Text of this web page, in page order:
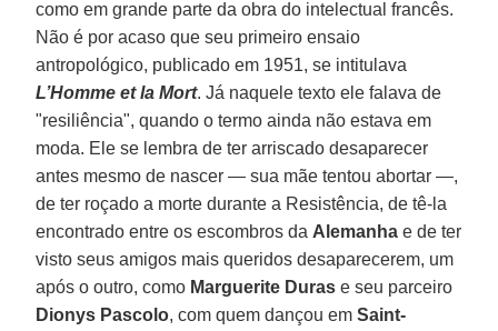
como em grande parte da obra do intelectual francês.
Não é por acaso que seu primeiro ensaio
antropológico, publicado em 1951, se intitulava
L’Homme et la Mort. Já naquele texto ele falava de
"resiliência", quando o termo ainda não estava em
moda. Ele se lembra de ter arriscado desaparecer
antes mesmo de nascer — sua mãe tentou abortar —,
de ter roçado a morte durante a Resistência, de tê-la
encontrado entre os escombros da Alemanha e de ter
visto seus amigos mais queridos desaparecerem, um
após o outro, como Marguerite Duras e seu parceiro
Dionys Pascolo, com quem dançou emSaint-